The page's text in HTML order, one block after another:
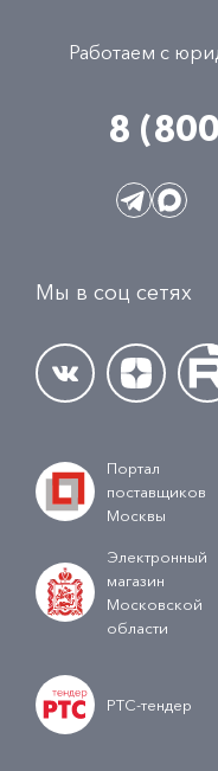
Работаем с
8
Мы в соц сетях
Портал
поставщиков
Москвы
Электронный
магазин
Московской
области
РТС-тендер